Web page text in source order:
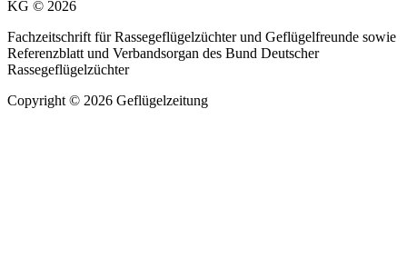
KG © 2026
Fachzeitschrift für Rassegeflügelzüchter und Geflügelfreunde sowie
Referenzblatt und Verbandsorgan des Bund Deutscher
Rassegeflügelzüchter
Copyright © 2026 Geflügelzeitung